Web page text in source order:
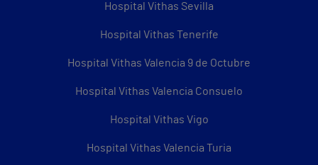
Hospital Vithas Sevilla
Hospital Vithas Tenerife
Hospital Vithas Valencia 9 de Octubre
Hospital Vithas Valencia Consuelo
Hospital Vithas Vigo
Hospital Vithas Valencia Turia